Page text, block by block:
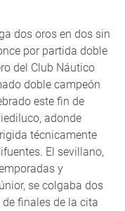
dos oros en dos sin
por partida doble
del Club Náutico
doble campeón
este fin de
adonde
técnicamente
El sevillano,
y
se colgaba dos
finales de la cita